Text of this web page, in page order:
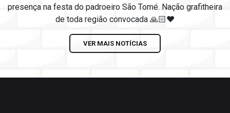
presença na festa do padroeiro São Tomé. Nação grafitheira
de toda região convocada 🙏🏻❤️
VER MAIS NOTÍCIAS